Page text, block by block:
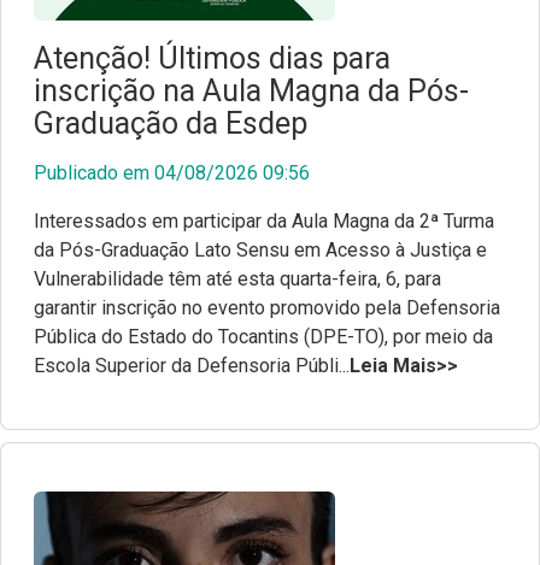
Atenção! Últimos dias para
inscrição na Aula Magna da Pós-
Graduação da Esdep
Publicado em 04/08/2026 09:56
Interessados em participar da Aula Magna da 2ª Turma
da Pós-Graduação Lato Sensu em Acesso à Justiça e
Vulnerabilidade têm até esta quarta-feira, 6, para
garantir inscrição no evento promovido pela Defensoria
Pública do Estado do Tocantins (DPE-TO), por meio da
Escola Superior da Defensoria Públi...Leia Mais>>